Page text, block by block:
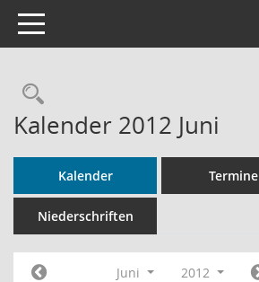
Toggle navigation
Rechercheauswahl
Kalender 2012 Juni
Kalender Termine
Niederschriften
Juni 2012